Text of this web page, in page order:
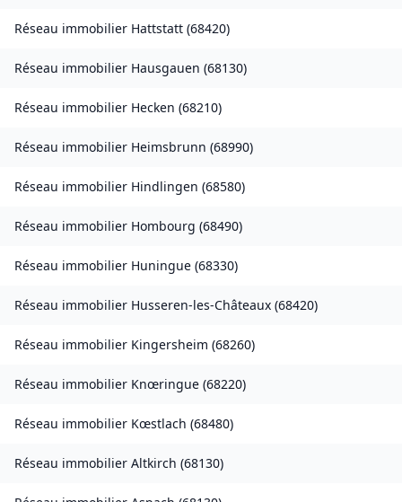
Réseau immobilier Hattstatt (68420)
Réseau immobilier Hausgauen (68130)
Réseau immobilier Hecken (68210)
Réseau immobilier Heimsbrunn (68990)
Réseau immobilier Hindlingen (68580)
Réseau immobilier Hombourg (68490)
Réseau immobilier Huningue (68330)
Réseau immobilier Husseren-les-Châteaux (68420)
Réseau immobilier Kingersheim (68260)
Réseau immobilier Knœringue (68220)
Réseau immobilier Kœstlach (68480)
Réseau immobilier Altkirch (68130)